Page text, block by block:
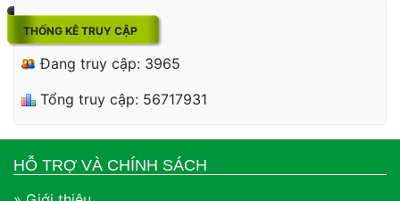
THỐNG KÊ TRUY CẬP
Đang truy cập: 3965
Tổng truy cập: 56717931
HỖ TRỢ VÀ CHÍNH SÁCH